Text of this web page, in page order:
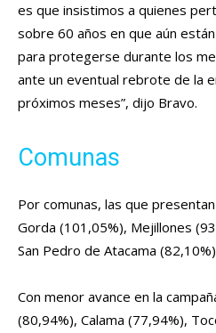
es que insistimos a quienes
sobre 60 años en que aún
para protegerse durante los
ante un eventual rebrote de la
próximos meses”, dijo Bravo.
Comunas
Por comunas, las que
Gorda (101,05%), Mejillones
San Pedro de Atacama
Con menor avance en la
(80,94%), Calama (77,94%),